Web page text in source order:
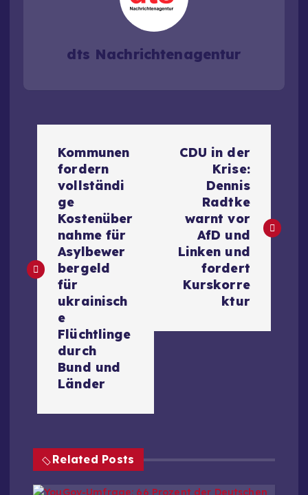
dts Nachrichtenagentur
r
n
a
v
Kommunen
fordern
vollständi
ge
Kostenüber
nahme für
Asylbewer
bergeld
für
ukrainisch
e
Flüchtlinge
durch
Bund und
Länder
CDU in der
Krise:
Dennis
Radtke
warnt vor
AfD und
Linken und
fordert
Kurskorre
ktur
Related Posts